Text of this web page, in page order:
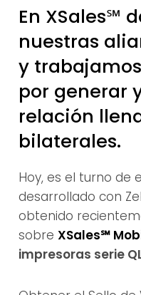
En XSales℠
nuestras
y
por generar
relación
bilaterales.
Hoy, es el turno de
desarrollado con
obtenido
sobre XSales℠
impresoras serie